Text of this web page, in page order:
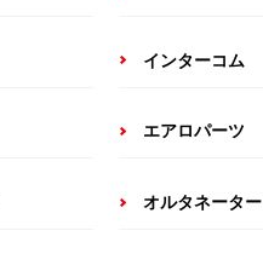
インターコム
エアロパーツ
オルタネーター